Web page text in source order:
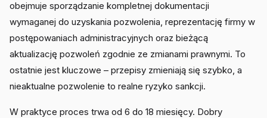
obejmuje sporządzanie kompletnej dokumentacji
wymaganej do uzyskania pozwolenia, reprezentację firmy w
postępowaniach administracyjnych oraz bieżącą
aktualizację pozwoleń zgodnie ze zmianami prawnymi. To
ostatnie jest kluczowe – przepisy zmieniają się szybko, a
nieaktualne pozwolenie to realne ryzyko sankcji.
W praktyce proces trwa od 6 do 18 miesięcy. Dobry